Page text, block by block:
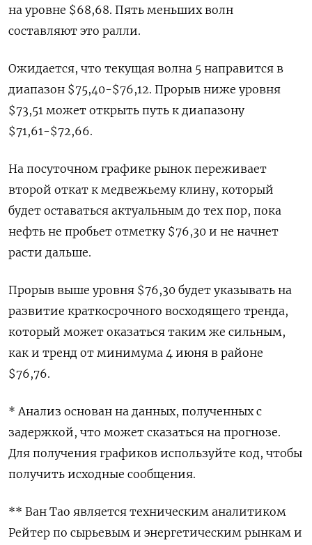
на уровне $68,68. Пять меньших волн
составляют это ралли.
Ожидается, что текущая волна 5 направится в
диапазон $75,40-$76,12. Прорыв ниже уровня
$73,51 может открыть путь к диапазону
$71,61-$72,66.
На посуточном графике рынок переживает
второй откат к медвежьему клину, который
будет оставаться актуальным до тех пор, пока
нефть не пробьет отметку $76,30 и не начнет
расти дальше.
Прорыв выше уровня $76,30 будет указывать на
развитие краткосрочного восходящего тренда,
который может оказаться таким же сильным,
как и тренд от минимума 4 июня в районе
$76,76.
* Анализ основан на данных, полученных с
задержкой, что может сказаться на прогнозе.
Для получения графиков используйте код, чтобы
получить исходные сообщения.
** Ван Тао является техническим аналитиком
Рейтер по сырьевым и энергетическим рынкам и